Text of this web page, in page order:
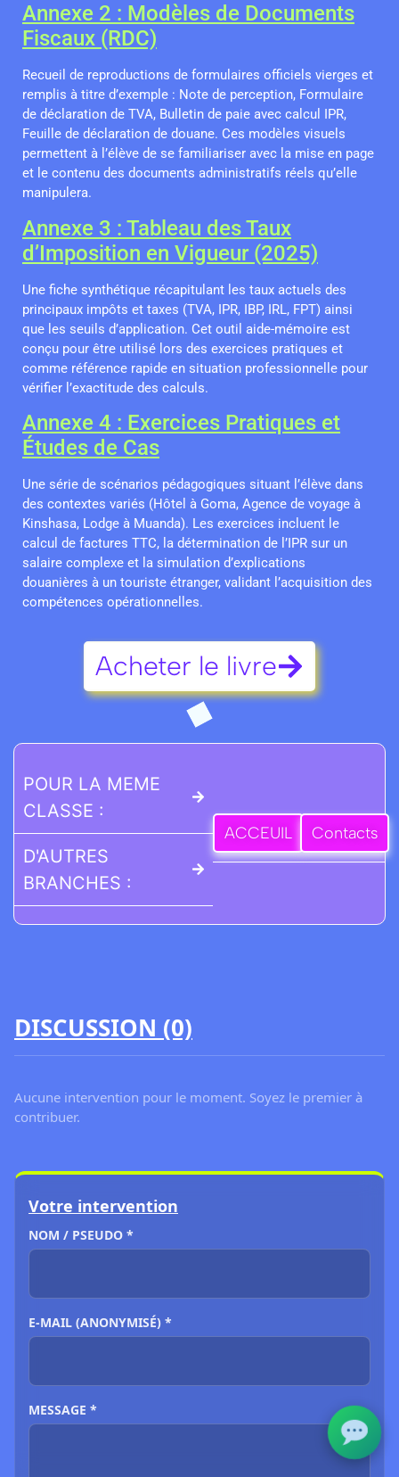
Annexe 2 : Modèles de Documents
Fiscaux (RDC)
Recueil de reproductions de formulaires officiels vierges et
remplis à titre d’exemple : Note de perception, Formulaire
de déclaration de TVA, Bulletin de paie avec calcul IPR,
Feuille de déclaration de douane. Ces modèles visuels
permettent à l’élève de se familiariser avec la mise en page
et le contenu des documents administratifs réels qu’elle
manipulera.
Annexe 3 : Tableau des Taux
d’Imposition en Vigueur (2025)
Une fiche synthétique récapitulant les taux actuels des
principaux impôts et taxes (TVA, IPR, IBP, IRL, FPT) ainsi
que les seuils d’application. Cet outil aide-mémoire est
conçu pour être utilisé lors des exercices pratiques et
comme référence rapide en situation professionnelle pour
vérifier l’exactitude des calculs.
Annexe 4 : Exercices Pratiques et
Études de Cas
Une série de scénarios pédagogiques situant l’élève dans
des contextes variés (Hôtel à Goma, Agence de voyage à
Kinshasa, Lodge à Muanda). Les exercices incluent le
calcul de factures TTC, la détermination de l’IPR sur un
salaire complexe et la simulation d’explications
douanières à un touriste étranger, validant l’acquisition des
compétences opérationnelles.
Acheter le livre
POUR LA MEME
CLASSE :
D'AUTRES
BRANCHES :
ACCEUIL Contacts
DISCUSSION (0)
Aucune intervention pour le moment. Soyez le premier à
contribuer.
Votre intervention
NOM / PSEUDO *
E-MAIL (ANONYMISÉ) *
MESSAGE *